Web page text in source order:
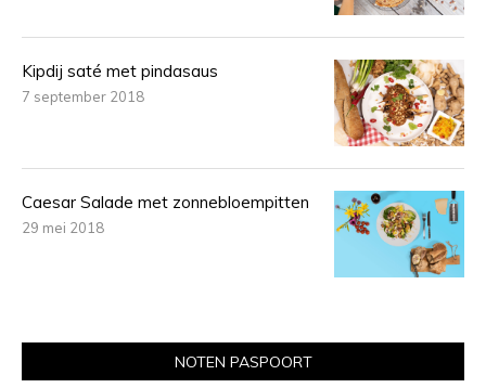
Kipdij saté met pindasaus
7 september 2018
Caesar Salade met zonnebloempitten
29 mei 2018
NOTEN PASPOORT